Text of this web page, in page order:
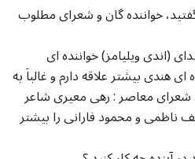
خواننده گان و شعرای مطلوب
(اندی ویلیامز) خواننده ای
هندی بیشتر علاقه دارم و غالباَ به
شعرای معاصر : رهی معیری شاعر
ناظمی و محمود فارانی را بیشتر